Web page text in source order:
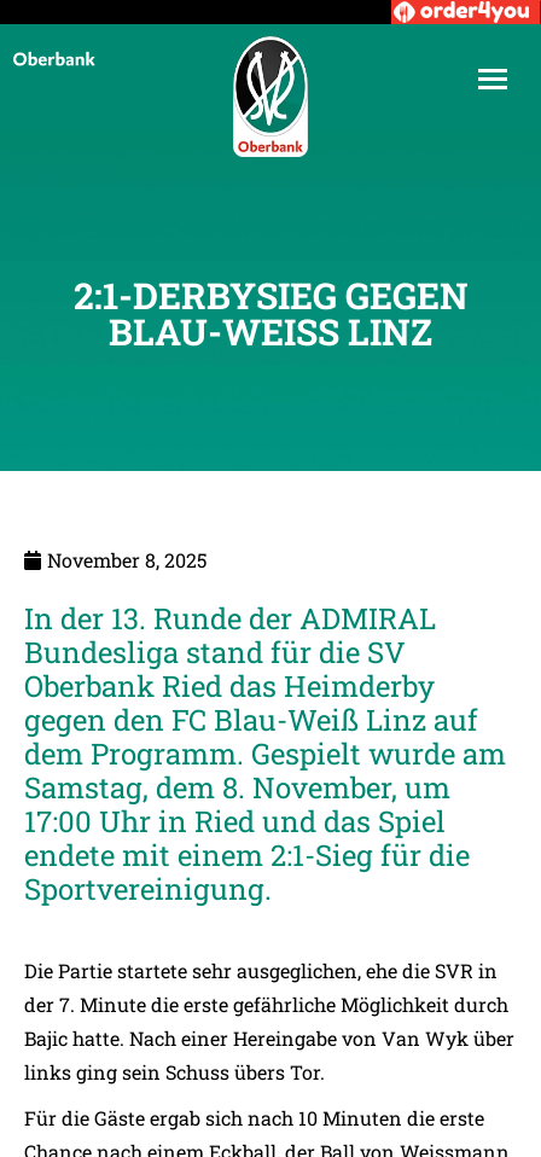
2:1-DERBYSIEG GEGEN
BLAU-WEISS LINZ
November 8, 2025
In der 13. Runde der ADMIRAL
Bundesliga stand für die SV
Oberbank Ried das Heimderby
gegen den FC Blau-Weiß Linz auf
dem Programm. Gespielt wurde am
Samstag, dem 8. November, um
17:00 Uhr in Ried und das Spiel
endete mit einem 2:1-Sieg für die
Sportvereinigung.
Die Partie startete sehr ausgeglichen, ehe die SVR in
der 7. Minute die erste gefährliche Möglichkeit durch
Bajic hatte. Nach einer Hereingabe von Van Wyk über
links ging sein Schuss übers Tor.
Für die Gäste ergab sich nach 10 Minuten die erste
Chance nach einem Eckball, der Ball von Weissmann